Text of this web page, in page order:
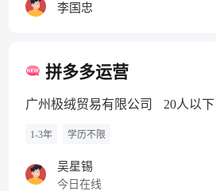
李国忠
拼多多运营
广州极绒贸易有限公司 20人以下
1-3年 学历不限
吴星锡
今日在线